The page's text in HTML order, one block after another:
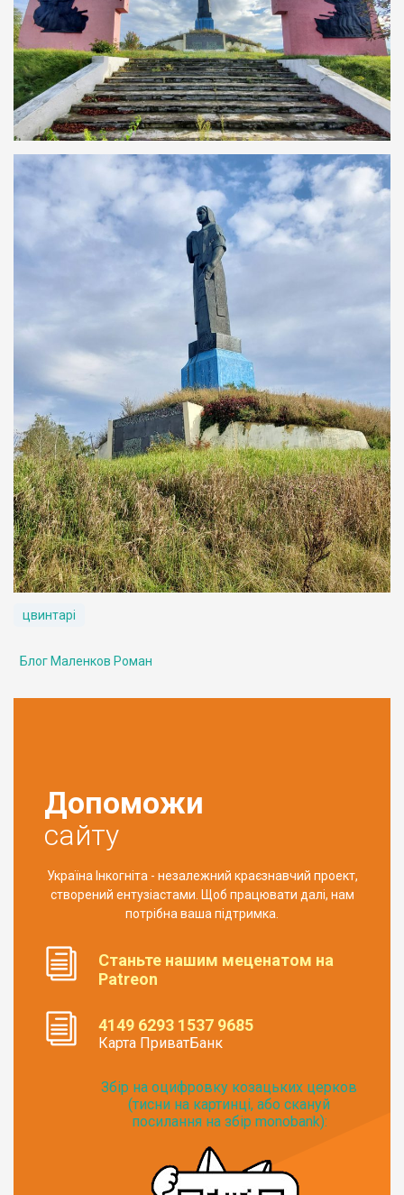
цвинтарі
Блог Маленков Роман
Допоможи
сайту
Україна Інкогніта - незалежний краєзнавчий проект,
створений ентузіастами. Щоб працювати далі, нам
потрібна ваша підтримка.
Станьте нашим меценатом на
Patreon
4149 6293 1537 9685
Карта ПриватБанк
Збір на оцифровку козацьких церков
(тисни на картинці, або скануй
посилання на збір monobank):